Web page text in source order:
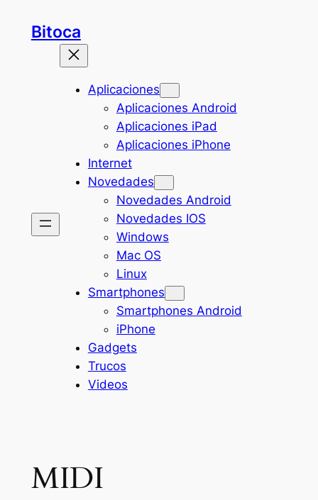
Bitoca
Aplicaciones
Aplicaciones Android
Aplicaciones iPad
Aplicaciones iPhone
Internet
Novedades
Novedades Android
Novedades IOS
Windows
Mac OS
Linux
Smartphones
Smartphones Android
iPhone
Gadgets
Trucos
Videos
MIDI